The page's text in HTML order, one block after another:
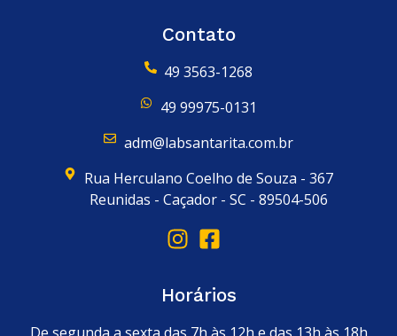
Contato
49 3563-1268
49 99975-0131
adm@labsantarita.com.br
Rua Herculano Coelho de Souza - 367
Reunidas - Caçador - SC - 89504-506
Horários